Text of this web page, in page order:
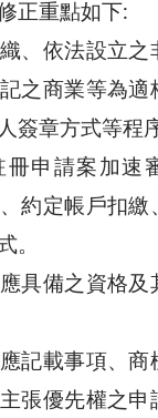
正重點如下:
、依法設立之
之商業等為適
簽章方式等程
冊申請案加速
約定帳戶扣繳
。
具備之資格及
記載事項、商
張優先權之申